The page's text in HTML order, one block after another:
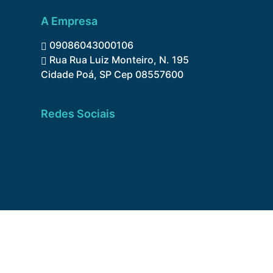
A Empresa
09086043000106
Rua Rua Luiz Monteiro, N. 195
Cidade Poá, SP Cep 08557600
Redes Sociais